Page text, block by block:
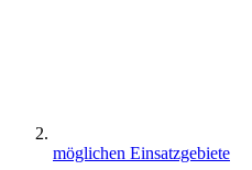
möglichen Einsatzgebiete